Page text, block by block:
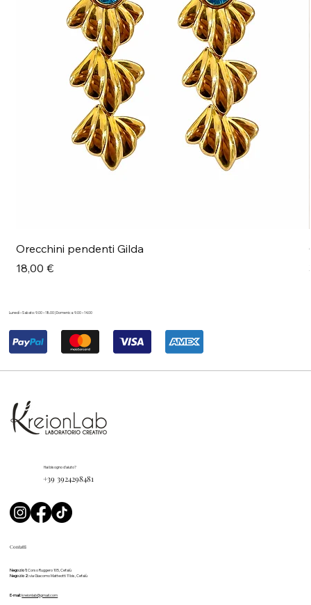
Orecchini pendenti Gilda
Prezzo
18,00 €
Contatti
Negozio 1:Corso Ruggero 105, Cefalù
Negozio 2:via Giacomo Matteotti 11 bis, Cefalù
E-mail: kreionlab@gmail.com
Hai bisogno d'aiuto?
+39 3924298481
Lunedì – Sabato: 9.00 – 18.00 | Domenica: 9.00 – 14.00